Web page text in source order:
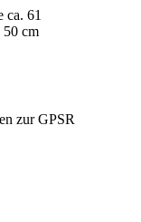
ca. 61
50 cm
zur GPSR